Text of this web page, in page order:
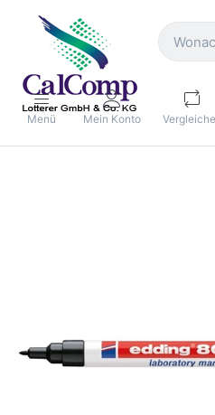
Menü Mein Konto